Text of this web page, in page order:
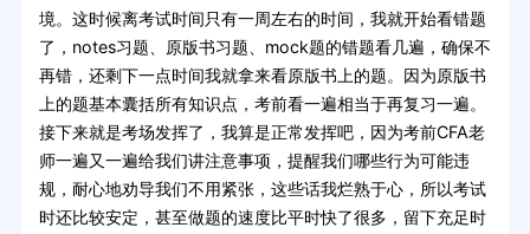
境。这时候离考试时间只有一周左右的时间，我就开始看错题
了，notes习题、原版书习题、mock题的错题看几遍，确保不
再错，还剩下一点时间我就拿来看原版书上的题。因为原版书
上的题基本囊括所有知识点，考前看一遍相当于再复习一遍。
接下来就是考场发挥了，我算是正常发挥吧，因为考前CFA老
师一遍又一遍给我们讲注意事项，提醒我们哪些行为可能违
规，耐心地劝导我们不用紧张，这些话我烂熟于心，所以考试
时还比较安定，甚至做题的速度比平时快了很多，留下充足时